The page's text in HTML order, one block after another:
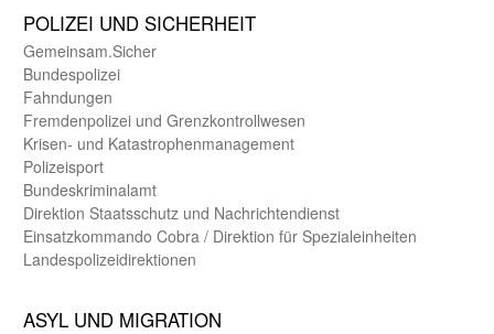
POLIZEI UND SICHER­HEIT
Gemein­sam.Sicher
Bundes­polizei
Fahndungen
Fremdenpolizei und Grenzkontrollwesen
Krisen- und Katastrophen­management
Polizeisport
Bundes­kriminal­amt
Direktion Staats­schutz und Nach­richten­dienst
Einsatz­kommando Cobra / Direktion für Spezialeinheiten
Landes­polizei­direk­tionen
ASYL UND MIGRA­TION